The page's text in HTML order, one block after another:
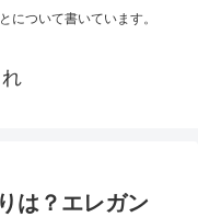
について書いています。
は？エレガン